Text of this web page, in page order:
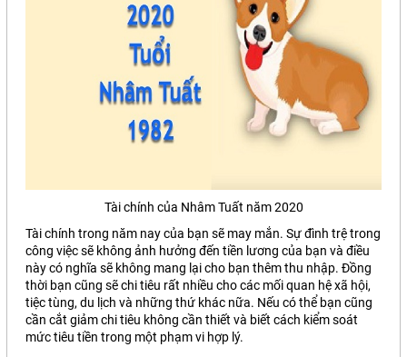
Tài chính của Nhâm Tuất năm 2020
Tài chính trong năm nay của bạn sẽ may mắn. Sự đình trệ trong
công việc sẽ không ảnh hưởng đến tiền lương của bạn và điều
này có nghĩa sẽ không mang lại cho bạn thêm thu nhập. Đồng
thời bạn cũng sẽ chi tiêu rất nhiều cho các mối quan hệ xã hội,
tiệc tùng, du lịch và những thứ khác nữa. Nếu có thể bạn cũng
cần cắt giảm chi tiêu không cần thiết và biết cách kiểm soát
mức tiêu tiền trong một phạm vi hợp lý.